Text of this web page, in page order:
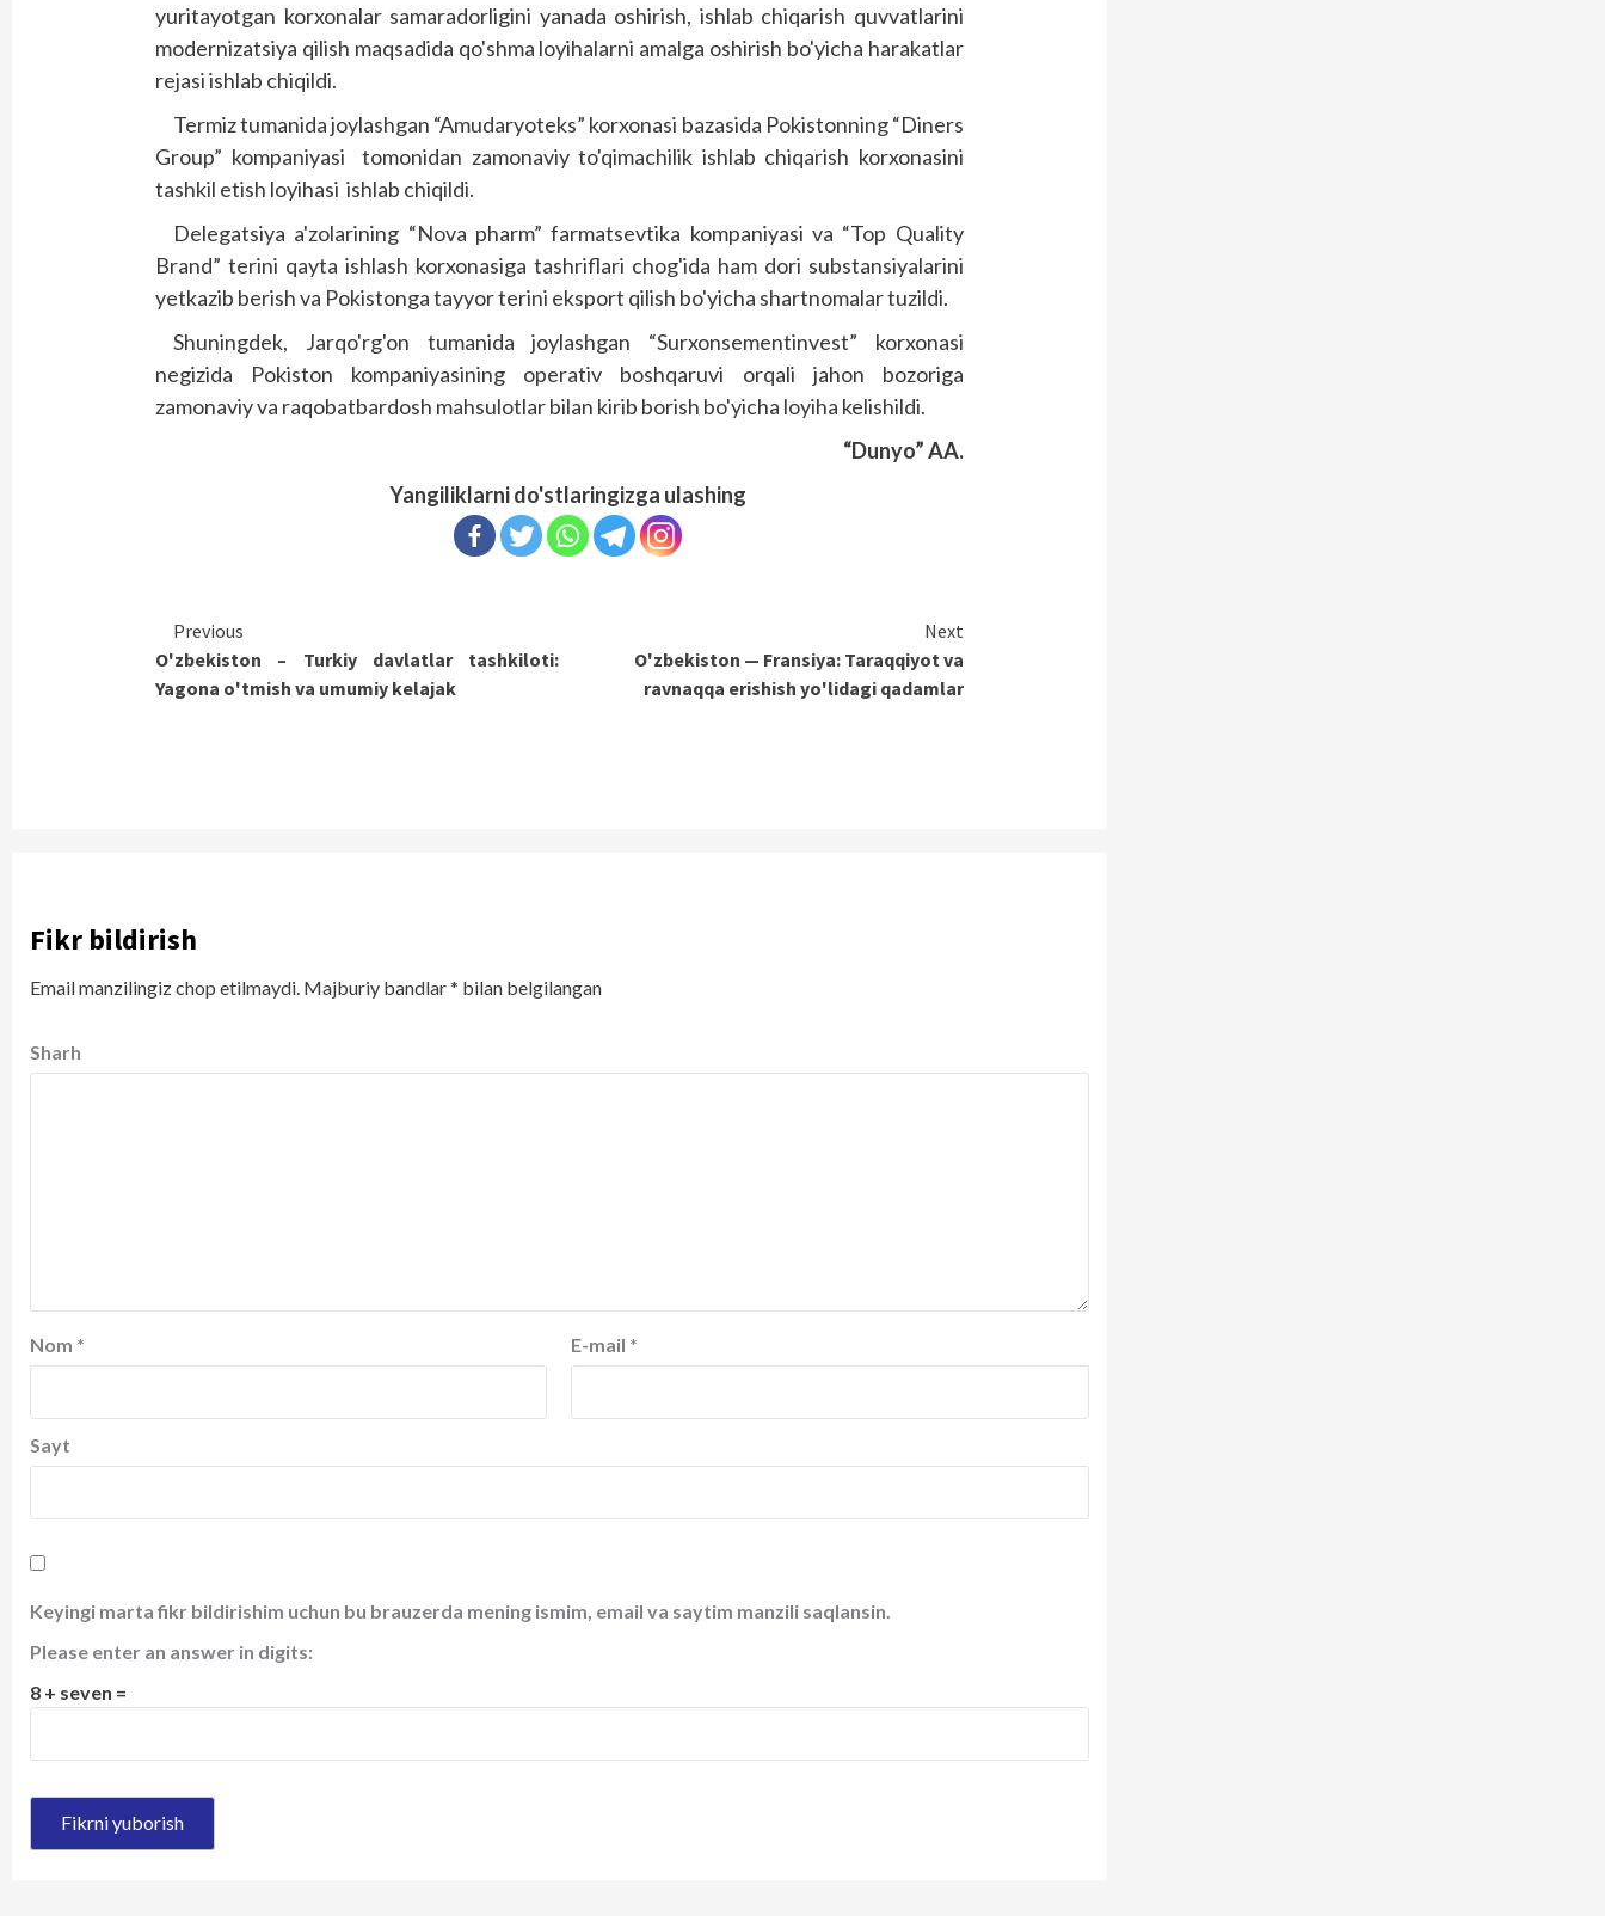
yuritayotgan korxonalar samaradorligini yanada oshirish, ishlab chiqarish quvvatlarini
modernizatsiya qilish maqsadida qo'shma loyihalarni amalga oshirish bo'yicha harakatlar
rejasi ishlab chiqildi.
Termiz tumanida joylashgan “Amudaryoteks” korxonasi bazasida Pokistonning “Diners
Group” kompaniyasi tomonidan zamonaviy to'qimachilik ishlab chiqarish korxonasini
tashkil etish loyihasi ishlab chiqildi.
Delegatsiya a'zolarining “Nova pharm” farmatsevtika kompaniyasi va “Top Quality
Brand” terini qayta ishlash korxonasiga tashriflari chog'ida ham dori substansiyalarini
yetkazib berish va Pokistonga tayyor terini eksport qilish bo'yicha shartnomalar tuzildi.
Shuningdek, Jarqo'rg'on tumanida joylashgan “Surxonsementinvest” korxonasi
negizida Pokiston kompaniyasining operativ boshqaruvi orqali jahon bozoriga
zamonaviy va raqobatbardosh mahsulotlar bilan kirib borish bo'yicha loyiha kelishildi.
“Dunyo” AA.
Yangiliklarni do'stlaringizga ulashing
Continue
Reading
Previous
O'zbekiston – Turkiy davlatlar tashkiloti:
Yagona o'tmish va umumiy kelajak
Next
O'zbekiston — Fransiya: Taraqqiyot va
ravnaqqa erishish yo'lidagi qadamlar
Fikr bildirish
Email manzilingiz chop etilmaydi. Majburiy bandlar* bilan belgilangan
Sharh
Nom * E-mail *
Sayt
Keyingi marta fikr bildirishim uchun bu brauzerda mening ismim, email va saytim manzili saqlansin.
Please enter an answer in digits:
8 + seven =